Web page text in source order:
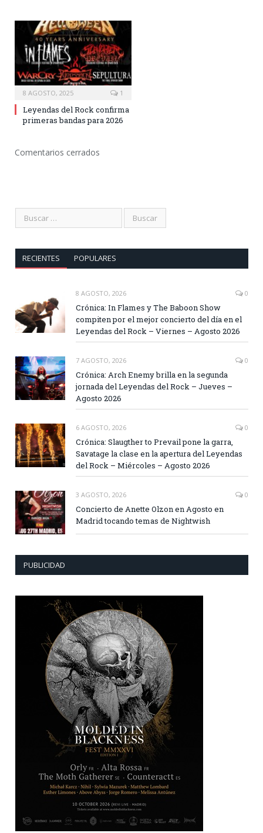
8 AGOSTO, 2025 1
Leyendas del Rock confirma
primeras bandas para 2026
Comentarios cerrados
RECIENTES POPULARES
8 AGOSTO, 2026 0
Crónica: In Flames y The Baboon Show
compiten por el mejor concierto del día en el
Leyendas del Rock – Viernes – Agosto 2026
7 AGOSTO, 2026 0
Crónica: Arch Enemy brilla en la segunda
jornada del Leyendas del Rock – Jueves –
Agosto 2026
6 AGOSTO, 2026 0
Crónica: Slaugther to Prevail pone la garra,
Savatage la clase en la apertura del Leyendas
del Rock – Miércoles – Agosto 2026
3 AGOSTO, 2026 0
Concierto de Anette Olzon en Agosto en
Madrid tocando temas de Nightwish
PUBLICIDAD